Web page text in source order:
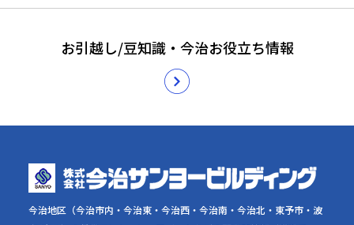
お引越し/豆知識・今治お役立ち情報
今治地区（今治市内・今治東・今治西・今治南・今治北・東予市・波